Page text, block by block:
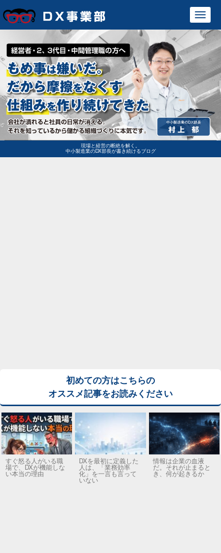
現場と経営の断絶を解く。
中小製造業のDX部長が書き続けるブログ
初めての方はこちらの
オススメ記事をお読みください
すぐ怒る人がいる職
場で、DXが機能しな
い本当の理由
DXを最初に定義した
人は、「業務効率
化」を一言も言って
いない
情報は企業の血液
だ。それが止まると
き、何が起きるか